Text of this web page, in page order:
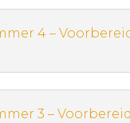
4 –
3 –